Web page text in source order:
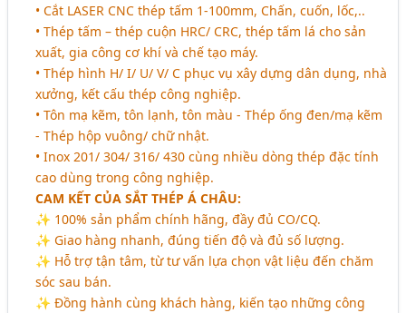
• Cắt LASER CNC thép tấm 1-100mm, Chấn, cuốn, lốc,..
• Thép tấm – thép cuộn HRC/ CRC, thép tấm lá cho sản
xuất, gia công cơ khí và chế tạo máy.
• Thép hình H/ I/ U/ V/ C phục vụ xây dựng dân dụng, nhà
xưởng, kết cấu thép công nghiệp.
• Tôn mạ kẽm, tôn lạnh, tôn màu - Thép ống đen/mạ kẽm
- Thép hộp vuông/ chữ nhật.
• Inox 201/ 304/ 316/ 430 cùng nhiều dòng thép đặc tính
cao dùng trong công nghiệp.
CAM KẾT CỦA SẮT THÉP Á CHÂU:
✨ 100% sản phẩm chính hãng, đầy đủ CO/CQ.
✨ Giao hàng nhanh, đúng tiến độ và đủ số lượng.
✨ Hỗ trợ tận tâm, từ tư vấn lựa chọn vật liệu đến chăm
sóc sau bán.
✨ Đồng hành cùng khách hàng, kiến tạo những công